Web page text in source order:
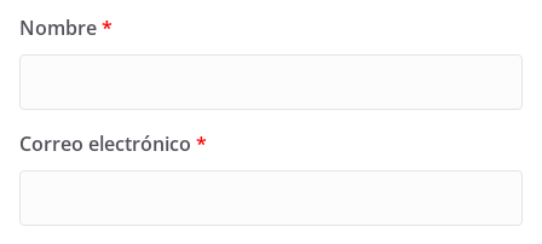
Nombre*
Correo electrónico *